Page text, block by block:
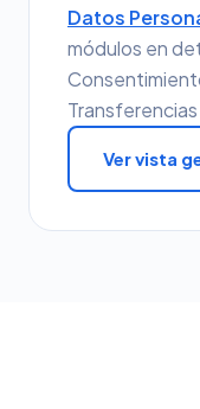
Datos
módulos en
Ver vista